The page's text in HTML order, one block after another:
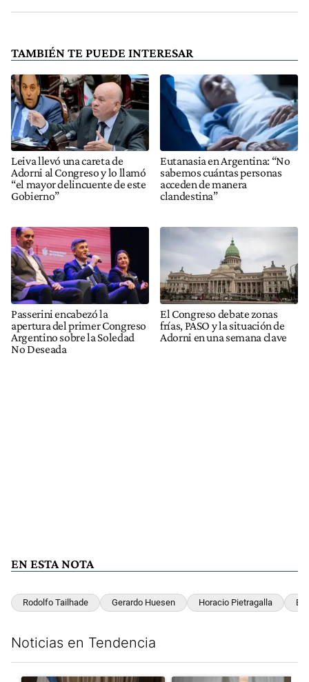
TAMBIÉN TE PUEDE INTERESAR
Leiva llevó una careta de
Adorni al Congreso y lo llamó
“el mayor delincuente de este
Gobierno”
Eutanasia en Argentina: “No
sabemos cuántas personas
acceden de manera
clandestina”
Passerini encabezó la
apertura del primer Congreso
Argentino sobre la Soledad
No Deseada
El Congreso debate zonas
frías, PASO y la situación de
Adorni en una semana clave
EN ESTA NOTA
Rodolfo Tailhade Gerardo Huesen Horacio Pietragalla
Noticias en Tendencia